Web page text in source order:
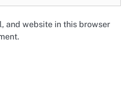
and website in this browser